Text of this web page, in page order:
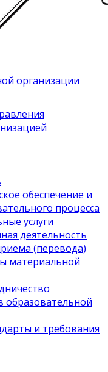
организации
обеспечение и
процесса
услуги
деятельность
(перевода)
материальной
образовательной
и требования